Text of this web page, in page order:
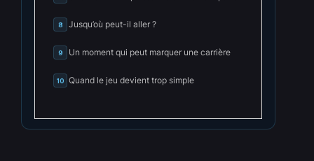
8 Jusqu’où peut-il aller ?
9 Un moment qui peut marquer une carrière
10 Quand le jeu devient trop simple